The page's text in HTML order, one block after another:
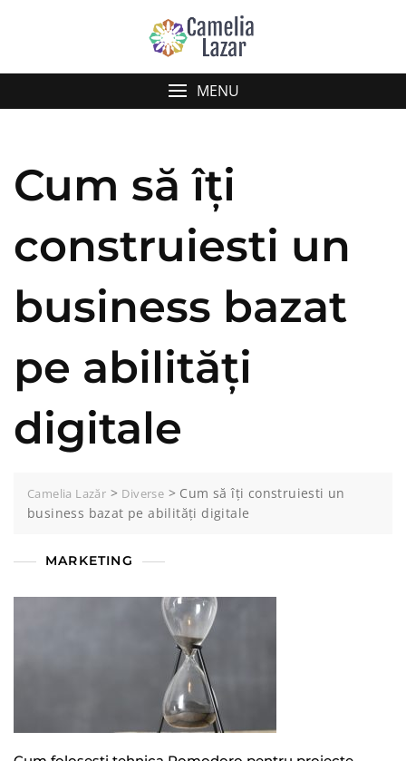
MENU
Cum să îți
construiesti un
business bazat
pe abilități
digitale
Camelia Lazăr > Diverse > Cum să îți construiesti un
business bazat pe abilități digitale
MARKETING